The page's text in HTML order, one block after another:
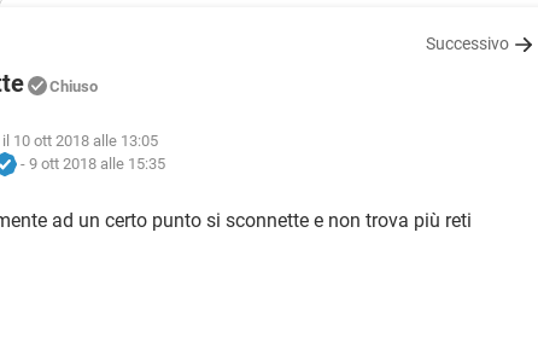
Successivo
Chiuso
10 ott 2018 alle 13:05
- 9 ott 2018 alle 15:35
ad un certo punto si sconnette e non trova più reti